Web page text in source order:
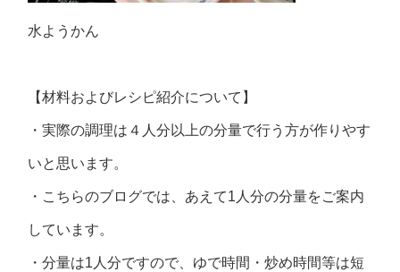
水ようかん
【材料およびレシピ紹介について】
・実際の調理は４人分以上の分量で行う方が作りやす
いと思います。
・こちらのブログでは、あえて1人分の分量をご案内
しています。
・分量は1人分ですので、ゆで時間・炒め時間等は短